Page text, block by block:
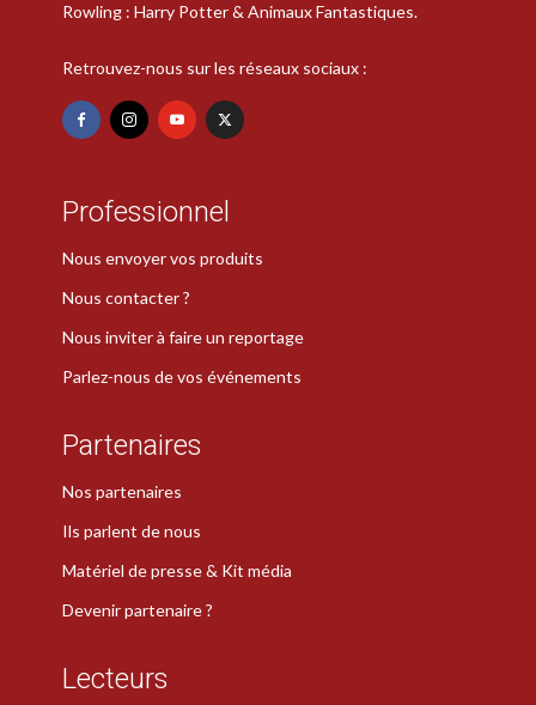
Rowling : Harry Potter & Animaux Fantastiques.
Retrouvez-nous sur les réseaux sociaux :
Professionnel
Nous envoyer vos produits
Nous contacter ?
Nous inviter à faire un reportage
Parlez-nous de vos événements
Partenaires
Nos partenaires
Ils parlent de nous
Matériel de presse & Kit média
Devenir partenaire ?
Lecteurs